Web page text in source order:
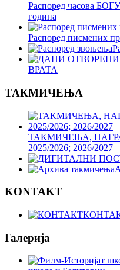
Распоред часова
година
Распоред писмених
ВРАТА
ТАКМИЧЕЊА
ТАКМИЧЕЊА,
2025/2026; 2026/2027
KONTAKT
Галерија